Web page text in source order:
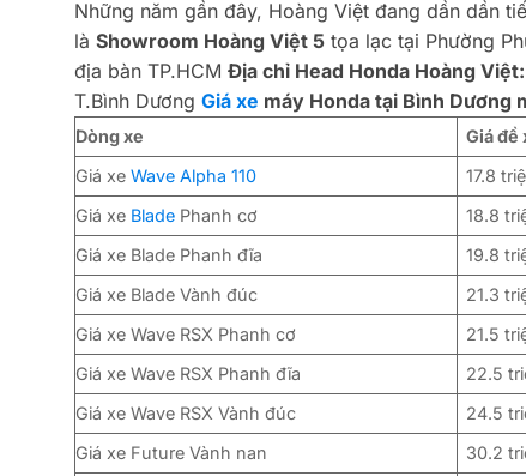
Những năm gần đây, Hoàng Việt đang dần dần
là Showroom Hoàng Việt 5 tọa lạc tại Phường
địa bàn TP.HCM Địa chỉ Head Honda Hoàng Việt:
T.Bình Dương Giá xe máy Honda tại Bình Dương
Dòng xe Giá đề
Giá xe Wave Alpha 110 17.8
Giá xe Blade Phanh cơ 18.8
Giá xe Blade Phanh đĩa
19.8
Giá xe Blade Vành đúc
21.3
Giá xe Wave RSX Phanh cơ
21.5
Giá xe Wave RSX Phanh đĩa
22.5
Giá xe Wave RSX Vành đúc
24.5
Giá xe Future Vành nan
30.2